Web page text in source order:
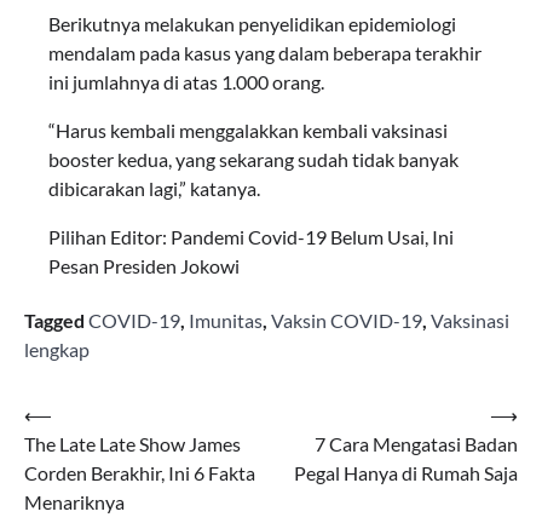
Berikutnya melakukan penyelidikan epidemiologi
mendalam pada kasus yang dalam beberapa terakhir
ini jumlahnya di atas 1.000 orang.
“Harus kembali menggalakkan kembali vaksinasi
booster kedua, yang sekarang sudah tidak banyak
dibicarakan lagi,” katanya.
Pilihan Editor: Pandemi Covid-19 Belum Usai, Ini
Pesan Presiden Jokowi
Tagged COVID-19 Imunitas Vaksin COVID-19 Vaksinasi
lengkap
Navigasi
pos
⟵
The Late Late Show James
Corden Berakhir, Ini 6 Fakta
Menariknya
7 Cara Mengatasi Badan
Pegal Hanya di Rumah Saja
⟶